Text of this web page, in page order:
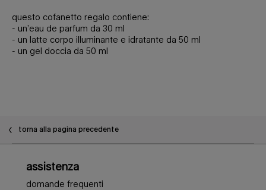
questo cofanetto regalo contiene:
- un’eau de parfum da 30 ml
- un latte corpo illuminante e idratante da 50 ml
- un gel doccia da 50 ml
torna alla pagina precedente
assistenza
domande frequenti